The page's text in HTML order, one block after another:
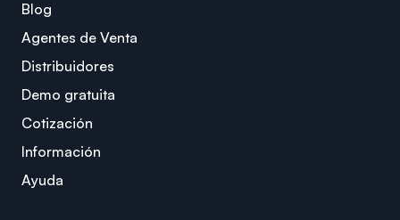
Blog
Agentes de Venta
Distribuidores
Demo gratuita
Cotización
Información
Ayuda